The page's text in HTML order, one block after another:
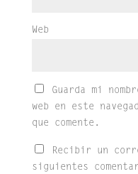
Web
Guarda mi
web en este
que comente.
Recibir un
siguientes